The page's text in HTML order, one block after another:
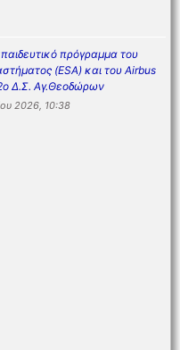
πρόγραμμα του
(ESA) και του Airbus
Δ.Σ. Αγ.Θεοδώρων
2026, 10:38